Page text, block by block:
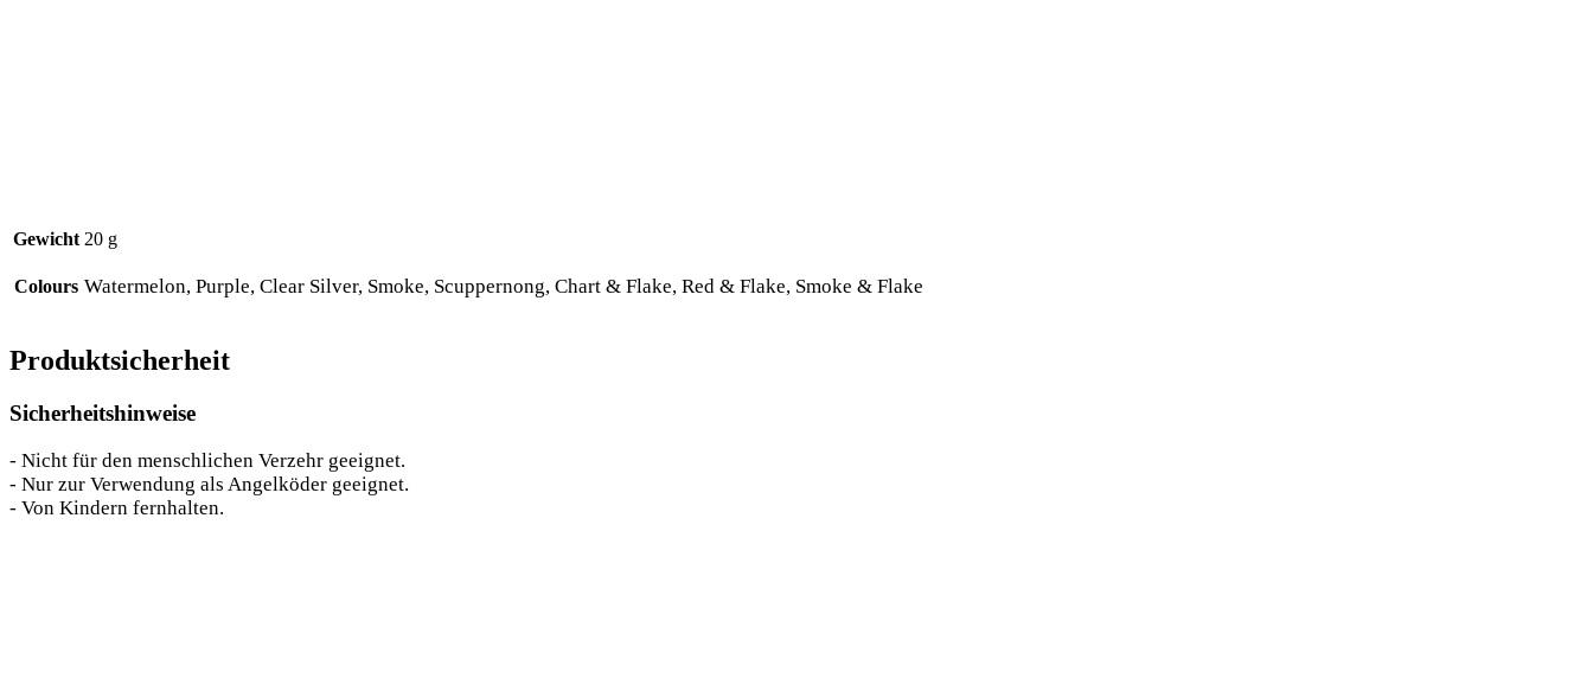
Gewicht 20 g
Colours Watermelon, Purple, Clear Silver, Smoke, Scuppernong, Chart & Flake, Red & Flake, Smoke & Flake
Produktsicherheit
Sicherheitshinweise
- Nicht für den menschlichen Verzehr geeignet.
- Nur zur Verwendung als Angelköder geeignet.
- Von Kindern fernhalten.